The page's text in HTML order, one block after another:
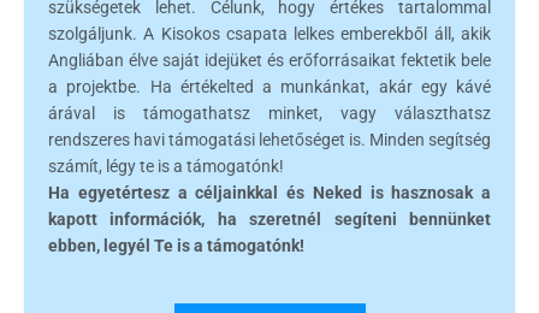
szükségetek lehet. Célunk, hogy értékes tartalommal
szolgáljunk. A Kisokos csapata lelkes emberekből áll, akik
Angliában élve saját idejüket és erőforrásaikat fektetik bele
a projektbe. Ha értékelted a munkánkat, akár egy kávé
árával is támogathatsz minket, vagy választhatsz
rendszeres havi támogatási lehetőséget is. Minden segítség
számít, légy te is a támogatónk!
Ha egyetértesz a céljainkkal és Neked is hasznosak a
kapott információk, ha szeretnél segíteni bennünket
ebben, legyél Te is a támogatónk!